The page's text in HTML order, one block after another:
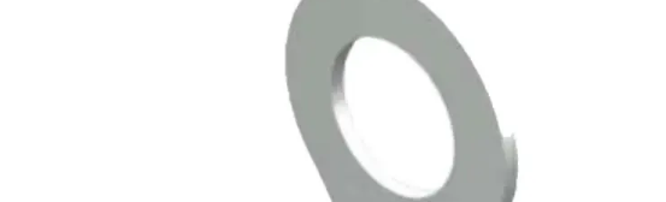
8º
18l
10º disjuntores